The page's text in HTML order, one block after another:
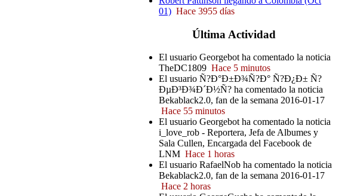
01) Hace 3955 días
Última Actividad
El usuario Georgebot ha comentado la noticia
TheDC1809 Hace 5 minutos
El usuario Ñ?Ð°Ð±Ð¾Ñ?Ð° Ñ?Ð¿Ð± Ñ?
ÐµÐ³Ð¾Ð´Ð½Ñ? ha comentado la noticia
Bekablack2.0, fan de la semana 2016-01-17
Hace 55 minutos
El usuario Georgebot ha comentado la noticia
i_love_rob - Reportera, Jefa de Albumes y
Sala Cullen, Encargada del Facebook de
LNM Hace 1 horas
El usuario RafaelNob ha comentado la noticia
Bekablack2.0, fan de la semana 2016-01-17
Hace 2 horas